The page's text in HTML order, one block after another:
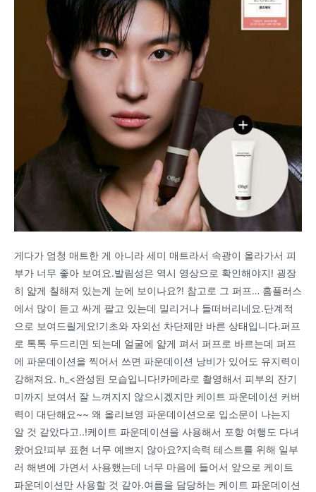
게다가 엄청 매트한 게 아니라 세미 매트라서 속광이 올라가서 피
부가 너무 좋아 보여요.발림성은 역시 영상으로 확인해야지! 굉장
히 얇게 칠해져 있는게 눈에 보이나요?! 참고로 그 퍼프… 홈플러스
에서 많이 듣고 싸게 팔고 있는데 밀리거나 들떠버리네요.단계적
으로 보여드릴게요!기초와 자외선 차단제만 바른 상태입니다.퍼프
로 톡톡 두드리면 되는데 얼굴에 얇게 펴서 퍼프로 바르는데 퍼프
에 파운데이션을 찍어서 쓰면 파운데이션 낭비가 있어도 유지력이
강해져요. h_<완성된 모습입니다!카메라로 촬영해서 피부의 잔기
미까지 보여서 잘 느껴지지 않으시겠지만 케이트 파운데이션 커버
력이 대단해요~~ 왜 올리브영 파운데이션으로 입소문이 나는지
알 것 같았다고..!케이트 파운데이션을 사용해서 포항 여행도 다녀
왔어요!피부 표현 너무 예쁘지 않아요?지속력 테스트를 위해 일부
러 해변에 가면서 사용했는데 너무 마음에 들어서 앞으로 케이트
파운데이션만 사용할 것 같아.여름을 담당하는 케이트 파운데이션